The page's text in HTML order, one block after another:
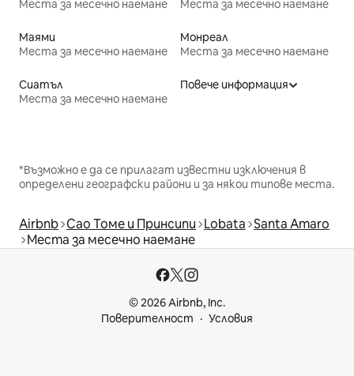
Места за месечно наемане
Места за месечно наемане
Маями
Места за месечно наемане
Монреал
Места за месечно наемане
Сиатъл
Места за месечно наемане
Повече информация
*Възможно е да се прилагат известни изключения в
определени географски райони и за някои типове места.
Airbnb Сао Томе и Принсипи Lobata Santa Amaro
Места за месечно наемане
© 2026 Airbnb, Inc.
Поверителност
Условия